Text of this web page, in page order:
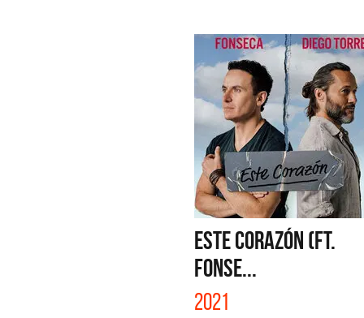
ESTE CORAZÓN (FT.
FONSE...
2021